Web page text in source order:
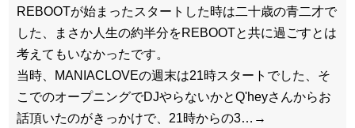
REBOOTが始まったスタートした時は二十歳の青二才で
した、まさか人生の約半分をREBOOTと共に過ごすとは
考えてもいなかったです。
当時、MANIACLOVEの週末は21時スタートでした、そ
こでのオープニングでDJやらないかとQ'heyさんからお
話頂いたのがきっかけで、21時からの3…→